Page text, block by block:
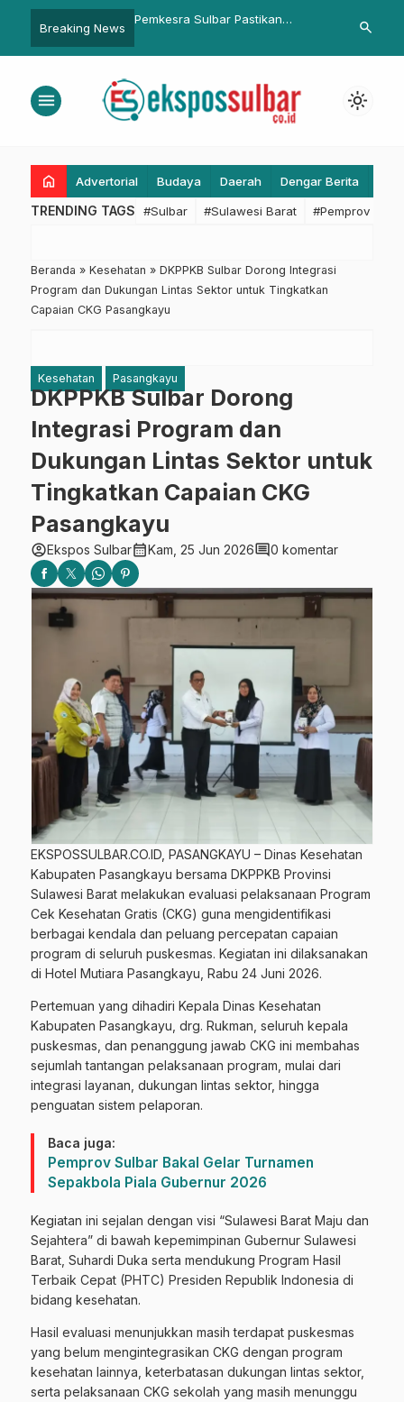
Breaking News
Mahasiswa
Pemkesra Sulbar Pastikan
Tepat Sasaran dan Akuntabe
Pastikan
Sidak Bulog
search
menu light_mode
home Advertorial Budaya Daerah Dengar Berita
TRENDING TAGS #Sulbar #Sulawesi Barat #Pemprov
Beranda » Kesehatan » DKPPKB Sulbar Dorong Integrasi
Program dan Dukungan Lintas Sektor untuk Tingkatkan
Capaian CKG Pasangkayu
Kesehatan Pasangkayu
DKPPKB Sulbar Dorong
Integrasi Program dan
Dukungan Lintas Sektor untuk
Tingkatkan Capaian CKG
Pasangkayu
account_circleEkspos Sulbarcalendar_monthKam, 25 Jun 2026comment0 komentar
EKSPOSSULBAR.CO.ID, PASANGKAYU – Dinas Kesehatan
Kabupaten Pasangkayu bersama DKPPKB Provinsi
Sulawesi Barat melakukan evaluasi pelaksanaan Program
Cek Kesehatan Gratis (CKG) guna mengidentifikasi
berbagai kendala dan peluang percepatan capaian
program di seluruh puskesmas. Kegiatan ini dilaksanakan
di Hotel Mutiara Pasangkayu, Rabu 24 Juni 2026.
Pertemuan yang dihadiri Kepala Dinas Kesehatan
Kabupaten Pasangkayu, drg. Rukman, seluruh kepala
puskesmas, dan penanggung jawab CKG ini membahas
sejumlah tantangan pelaksanaan program, mulai dari
integrasi layanan, dukungan lintas sektor, hingga
penguatan sistem pelaporan.
Baca juga:
Pemprov Sulbar Bakal Gelar Turnamen
Sepakbola Piala Gubernur 2026
Kegiatan ini sejalan dengan visi “Sulawesi Barat Maju dan
Sejahtera” di bawah kepemimpinan Gubernur Sulawesi
Barat, Suhardi Duka serta mendukung Program Hasil
Terbaik Cepat (PHTC) Presiden Republik Indonesia di
bidang kesehatan.
Hasil evaluasi menunjukkan masih terdapat puskesmas
yang belum mengintegrasikan CKG dengan program
kesehatan lainnya, keterbatasan dukungan lintas sektor,
serta pelaksanaan CKG sekolah yang masih menunggu